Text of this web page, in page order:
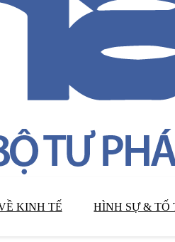
KINH TẾ HÌNH SỰ & TỐ